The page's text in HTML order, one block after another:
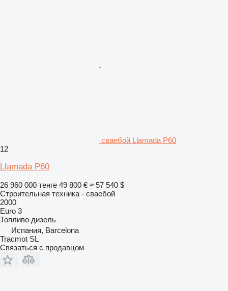
сваебой Llamada P60
12
Llamada P60
26 960 000 тенге 49 800 € ≈ 57 540 $
Строительная техника - сваебой
2000
Euro 3
Топливо дизель
Испания, Barcelona
Tracmot SL
Связаться с продавцом